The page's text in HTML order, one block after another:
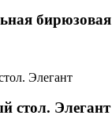
бирюзовая
стол. Элегант